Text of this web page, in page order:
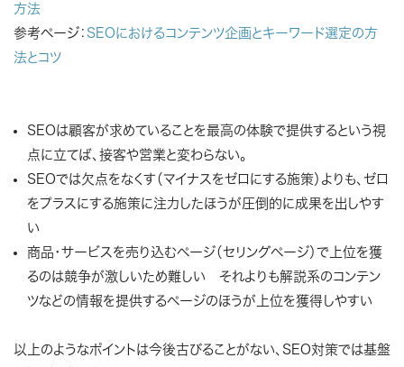
方法
参考ページ： SEOにおけるコンテンツ企画とキーワード選定の方
法とコツ
SEOは顧客が求めていることを最高の体験で提供するという視
点に立てば、接客や営業と変わらない。
SEOでは欠点をなくす（マイナスをゼロにする施策）よりも、ゼロ
をプラスにする施策に注力したほうが圧倒的に成果を出しやす
い
商品・サービスを売り込むページ（セリングページ）で上位を獲
るのは競争が激しいため難しい それよりも解説系のコンテン
ツなどの情報を提供するページのほうが上位を獲得しやすい
以上のようなポイントは今後古びることがない、SEO対策では基盤